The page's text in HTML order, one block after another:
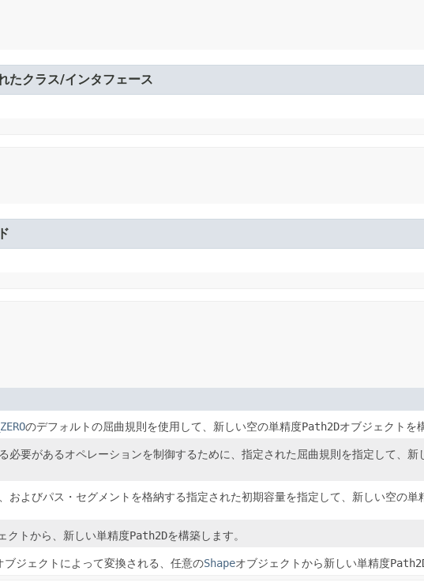
たクラス/インタフェース
のデフォルトの屈曲規則を使用して、新しい空の単精度Path2Dオブジェクトを
必要があるオペレーションを制御するために、指定された屈曲規則を指定して、新
およびパス・セグメントを格納する指定された初期容量を指定して、新しい空の単
クトから、新しい単精度Path2Dを構築します。
ブジェクトによって変換される、任意のShapeオブジェクトから新しい単精度